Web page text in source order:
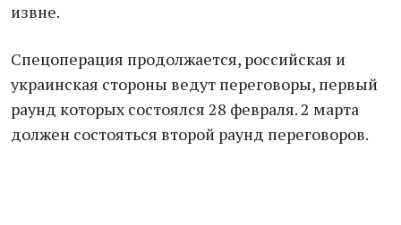
извне.
Спецоперация продолжается, российская и
украинская стороны ведут переговоры, первый
раунд которых состоялся 28 февраля. 2 марта
должен состояться второй раунд переговоров.